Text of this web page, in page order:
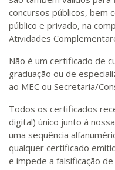
concursos públicos, bem
público e privado, na
Atividades
Não é um certificado de
graduação ou de
ao MEC ou Secretaria/
Todos os certificados
digital) único junto à
uma sequência
qualquer certificado
e impede a falsificação